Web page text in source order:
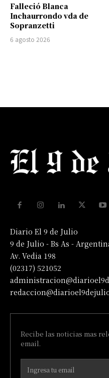
Falleció Blanca
Inchaurrondo vda de
Sopranzetti
6 agosto 2026
Diario El 9 de Julio
9 de Julio - Bs As -
Av. Vedia 198
(02317) 521052
Recibe las noticias mas
email.